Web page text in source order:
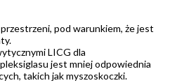
pod warunkiem, że jest
LICG dla
jest mniej odpowiednia
takich jak myszoskoczki.